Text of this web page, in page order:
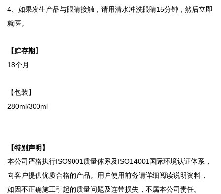
4、如果发生产品与眼睛接触，请用清水冲洗眼睛15分钟，然后立即
就医。
【贮存期】
18个月
【包装】
280ml/300ml
【特别声明】
本公司严格执行ISO9001质量体系及ISO14001国际环境认证体系，
向客户提供优质合格的产品。用户使用前务请详细阅读说明资料，
如因不正确施工引起的质量问题及连带损失，不属本公司责任。